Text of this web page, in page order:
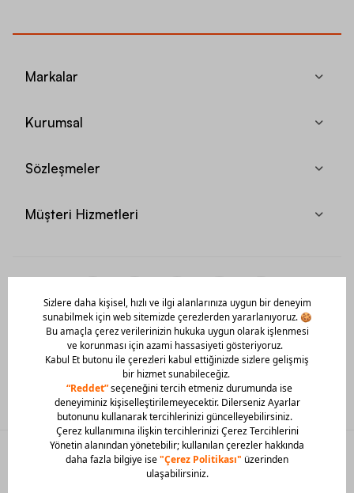
Markalar
Kurumsal
Sözleşmeler
Müşteri Hizmetleri
Mobil Uygulamamızı Hemen İndir!